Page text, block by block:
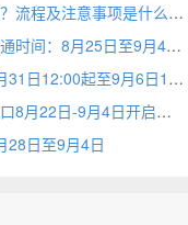
山西2026年中级会计准考证什么时候打印？流程及注意事项是什么
内蒙古2026年中级会计准考证打印入口开通时间：8月25日至9月4日
吉林2026年中级会计准考证打印时间：8月31日12:00起至9月6日18:00
确定！辽宁2026年中级会计准考证打印入口8月22日-9月4日开启
28日至9月4日